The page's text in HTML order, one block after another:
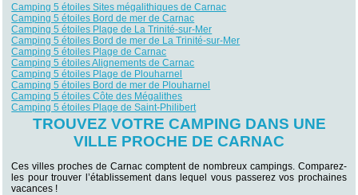
Camping 5 étoiles Sites mégalithiques de Carnac
Camping 5 étoiles Bord de mer de Carnac
Camping 5 étoiles Plage de La Trinité-sur-Mer
Camping 5 étoiles Bord de mer de La Trinité-sur-Mer
Camping 5 étoiles Plage de Carnac
Camping 5 étoiles Alignements de Carnac
Camping 5 étoiles Plage de Plouharnel
Camping 5 étoiles Bord de mer de Plouharnel
Camping 5 étoiles Côte des Mégalithes
Camping 5 étoiles Plage de Saint-Philibert
TROUVEZ VOTRE CAMPING DANS UNE
VILLE PROCHE DE CARNAC
Ces villes proches de Carnac comptent de nombreux campings. Comparez-
les pour trouver l’établissement dans lequel vous passerez vos prochaines
vacances !